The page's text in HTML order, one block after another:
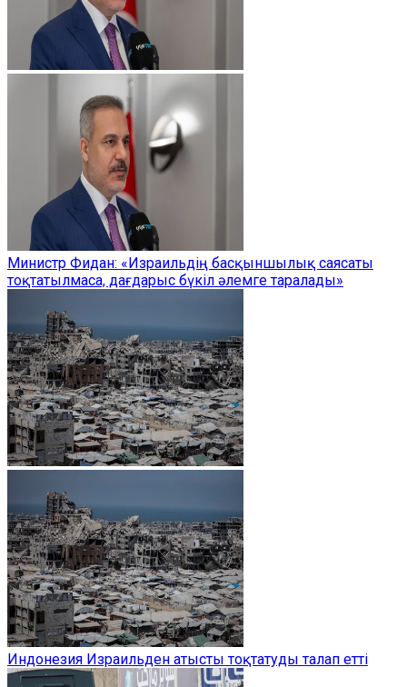
Министр Фидан: «Израильдің басқыншылық саясаты
тоқтатылмаса, дағдарыс бүкіл әлемге таралады»
Индонезия Израильден атысты тоқтатуды талап етті